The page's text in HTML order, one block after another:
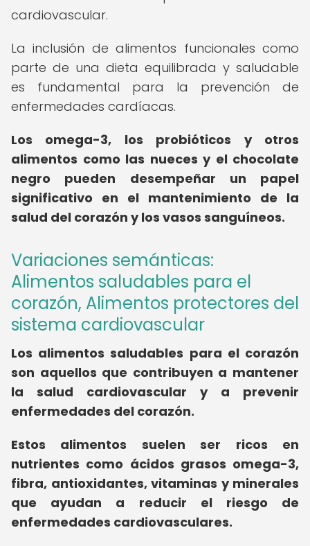
cardiovascular.
La inclusión de alimentos funcionales como
parte de una dieta equilibrada y saludable
es fundamental para la prevención de
enfermedades cardíacas.
Los omega-3, los probióticos y otros
alimentos como las nueces y el chocolate
negro pueden desempeñar un papel
significativo en el mantenimiento de la
salud del corazón y los vasos sanguíneos.
Variaciones semánticas:
Alimentos saludables para el
corazón, Alimentos protectores del
sistema cardiovascular
Los alimentos saludables para el corazón
son aquellos que contribuyen a mantener
la salud cardiovascular y a prevenir
enfermedades del corazón.
Estos alimentos suelen ser ricos en
nutrientes como ácidos grasos omega-3,
fibra, antioxidantes, vitaminas y minerales
que ayudan a reducir el riesgo de
enfermedades cardiovasculares.